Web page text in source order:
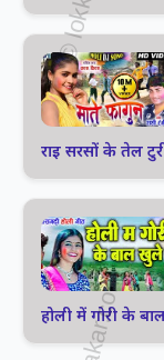
राइ सरसों के तेल
होली में गोरी के